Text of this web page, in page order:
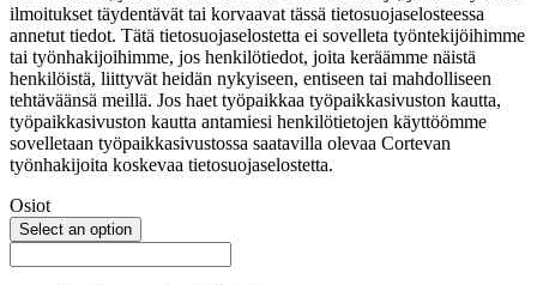
ilmoitukset täydentävät tai korvaavat tässä tietosuojaselosteessa
annetut tiedot. Tätä tietosuojaselostetta ei sovelleta työntekijöihimme
tai työnhakijoihimme, jos henkilötiedot, joita keräämme näistä
henkilöistä, liittyvät heidän nykyiseen, entiseen tai mahdolliseen
tehtäväänsä meillä. Jos haet työpaikkaa työpaikkasivuston kautta,
työpaikkasivuston kautta antamiesi henkilötietojen käyttöömme
sovelletaan työpaikkasivustossa saatavilla olevaa Cortevan
työnhakijoita koskevaa tietosuojaselostetta.
Osiot
Select an option